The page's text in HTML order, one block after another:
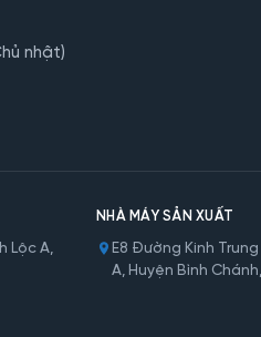
nhật)
Lộc A,
NHÀ MÁY SẢN XUẤT
E8 Đường Kinh
A, Huyện Bình